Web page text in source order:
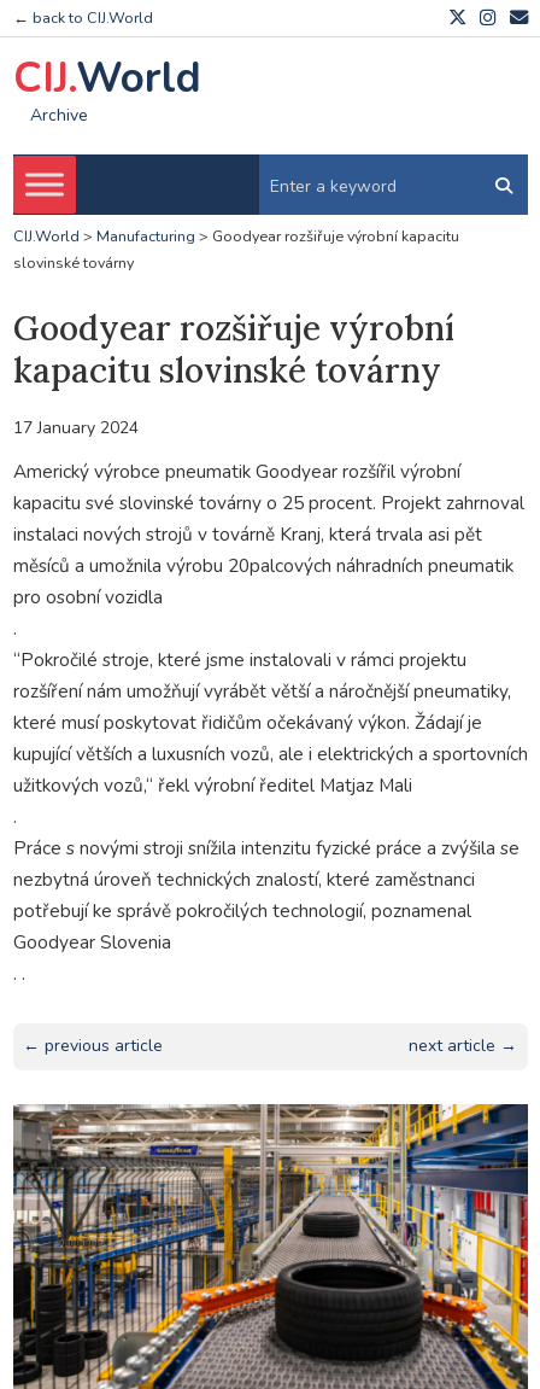
← back to CIJ.World
CIJ.World
Archive
CIJ.World > Manufacturing > Goodyear rozšiřuje výrobní kapacitu
slovinské továrny
Goodyear rozšiřuje výrobní
kapacitu slovinské továrny
17 January 2024
Americký výrobce pneumatik Goodyear rozšířil výrobní
kapacitu své slovinské továrny o 25 procent. Projekt zahrnoval
instalaci nových strojů v továrně Kranj, která trvala asi pět
měsíců a umožnila výrobu 20palcových náhradních pneumatik
pro osobní vozidla
.
“Pokročilé stroje, které jsme instalovali v rámci projektu
rozšíření nám umožňují vyrábět větší a náročnější pneumatiky,
které musí poskytovat řidičům očekávaný výkon. Žádají je
kupující větších a luxusních vozů, ale i elektrických a sportovních
užitkových vozů,“ řekl výrobní ředitel Matjaz Mali
.
Práce s novými stroji snížila intenzitu fyzické práce a zvýšila se
nezbytná úroveň technických znalostí, které zaměstnanci
potřebují ke správě pokročilých technologií, poznamenal
Goodyear Slovenia
. .
← previous article next article →